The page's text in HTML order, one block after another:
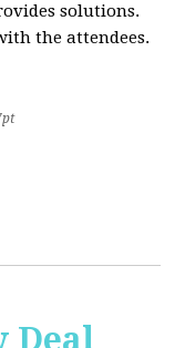
solutions.
the attendees.
Deal